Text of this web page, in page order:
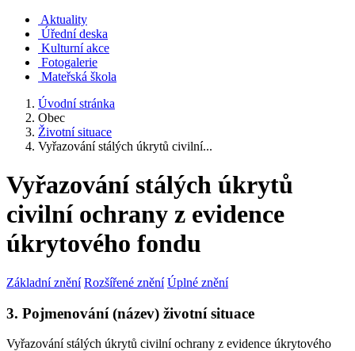
Aktuality
Úřední deska
Kulturní akce
Fotogalerie
Mateřská škola
Úvodní stránka
Obec
Životní situace
Vyřazování stálých úkrytů civilní...
Vyřazování stálých úkrytů
civilní ochrany z evidence
úkrytového fondu
Základní znění Rozšířené znění Úplné znění
3. Pojmenování (název) životní situace
Vyřazování stálých úkrytů civilní ochrany z evidence úkrytového